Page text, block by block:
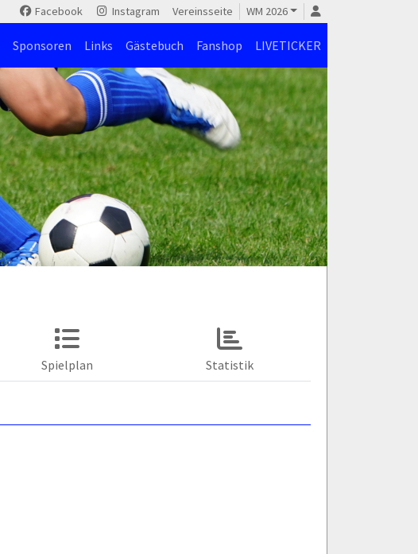
Facebook Instagram Vereinsseite WM 2026
Sponsoren Links Gästebuch Fanshop LIVETICKER
Spielplan Statistik